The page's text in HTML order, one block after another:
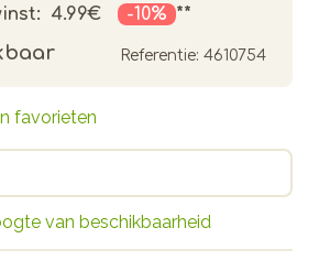
4.99€ -10% **
Referentie: 4610754
van beschikbaarheid
favorieten